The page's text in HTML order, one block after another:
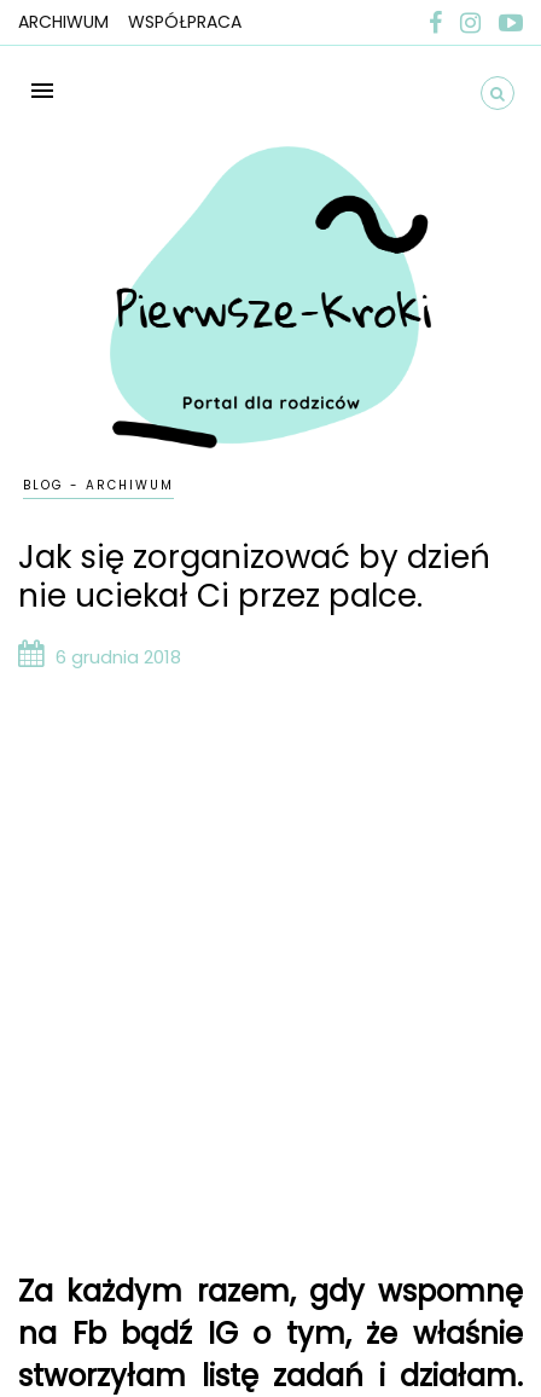
ARCHIWUM WSPÓŁPRACA
BLOG - ARCHIWUM
Jak się zorganizować by dzień
nie uciekał Ci przez palce.
6 grudnia 2018
Za każdym razem, gdy wspomnę
na Fb bądź IG o tym, że właśnie
stworzyłam listę zadań i działam.